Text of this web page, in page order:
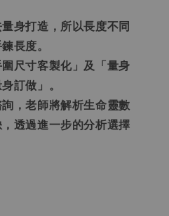
身打造，所以長度不同
長度。
尺寸客製化」及「量身
訂做」。
，老師將解析生命靈數
透過進一步的分析選擇